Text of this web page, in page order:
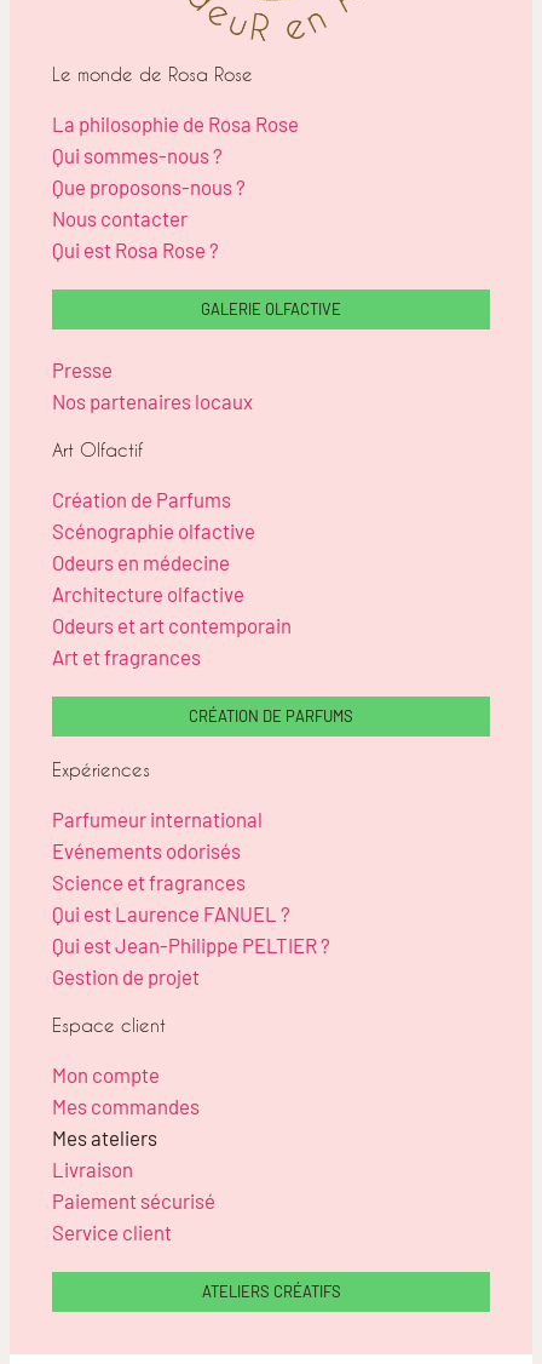
Le monde de Rosa Rose
La philosophie de Rosa Rose
Qui sommes-nous ?
Que proposons-nous ?
Nous contacter
Qui est Rosa Rose ?
GALERIE OLFACTIVE
Presse
Nos partenaires locaux
Art Olfactif
Création de Parfums
Scénographie olfactive
Odeurs en médecine
Architecture olfactive
Odeurs et art contemporain
Art et fragrances
CRÉATION DE PARFUMS
Expériences
Parfumeur international
Evénements odorisés
Science et fragrances
Qui est Laurence FANUEL ?
Qui est Jean-Philippe PELTIER ?
Gestion de projet
Espace client
Mon compte
Mes commandes
Mes ateliers
Livraison
Paiement sécurisé
Service client
ATELIERS CRÉATIFS